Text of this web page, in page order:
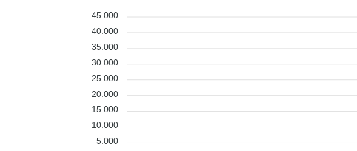
45.000
40.000
35.000
30.000
25.000
20.000
15.000
10.000
5.000